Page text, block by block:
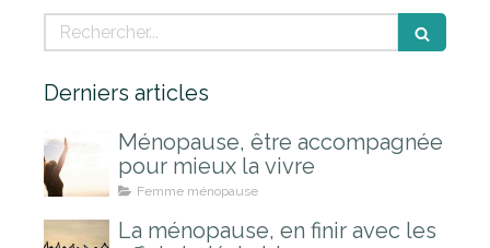
Rechercher
Derniers articles
Ménopause, être accompagnée
pour mieux la vivre
Femme ménopause
La ménopause, en finir avec les